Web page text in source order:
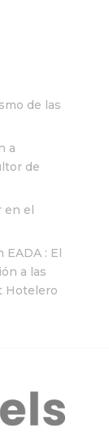
de las
a
de
el
: El
a las
Hotelero